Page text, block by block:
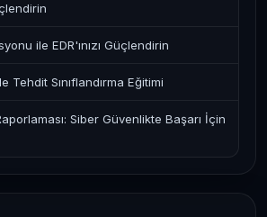
ile EDR'ınızı Güçlendirin
Tehdit Sınıflandırma Eğitimi
Siber Güvenlikte Başarı İçin